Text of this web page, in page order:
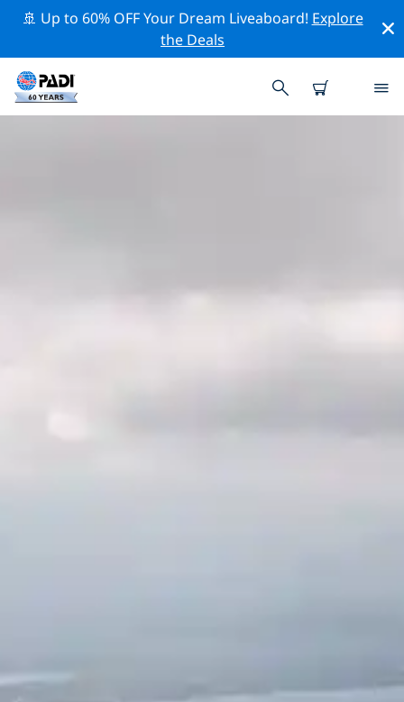
🚢 Up to 60% OFF Your Dream Liveaboard! Explore
the Deals